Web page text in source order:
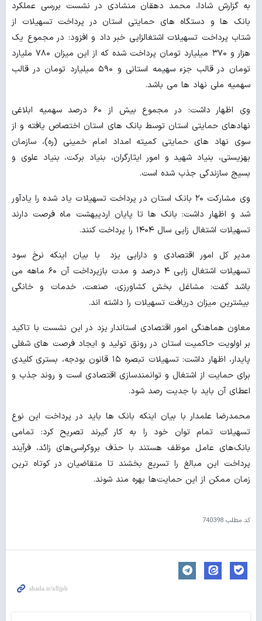
به گزارش شادا، محمد دهقان منشادی در نشست بررسی عملکرد
بانک ها و دستگاه های حمایتی استان در پرداخت تسهیلات از
شتاب پرداخت تسهیلات اشتغالزایی خبر داد و افزود: در مجموع یک
هزار و ۳۷۰ میلیارد تومان پرداخت شده که از این میزان ۷۸۰ ملیارد
تومان در قالب جزء سهیمه استانی و ۵۹۰ میلیارد تومان در قالب
سهمیه ملی نهاد ها می باشد.
وی اظهار داشت: در مجموع بیش از ۶۰ درصد سهمیه ابلاغی
نهادهای حمایتی استان توسط بانک های استان اختصاص یافته و از
سوی نهاد های حمایتی کمیته امداد امام خمینی (ره)، سازمان
بهزیستی، بنیاد شهید و امور ایثارگران، بنیاد برکت، بنیاد علوی و
بسیج سازندگی جذب شده است.
وی مشارکت ۲۰ بانک استان در پرداخت تسهیلات یاد شده را یادآور
شد و اظهار داشت: بانک ها تا پایان اردیبهشت ماه فرصت دارند
تسهیلات اشتغال زایی سال ۱۴۰۴ را پرداخت کنند.
مدیر کل امور اقتصادی و دارایی یزد با بیان اینکه نرخ سود
تسهیلات اشتغال زایی ۴ درصد و مدت بازپرداخت آن ۶۰ ماهه می
باشد گفت: مشاغل بخش کشاورزی، صنعت، خدمات و خانگی
بیشترین میزان دریافت تسهیلات را داشته اند.
معاون هماهنگی امور اقتصادی استاندار یزد در این نشست با تاکید
بر اولویت حاکمیت استان در رونق تولید و ایجاد فرصت‌ های شغلی
پایدار، اظهار داشت: تسهیلات تبصره ۱۵ قانون بودجه، بستری کلیدی
برای حمایت از اشتغال و توانمندسازی اقتصادی است و روند جذب و
اعطای آن باید با جدیت رصد شود.
محمدرضا علمدار با بیان اینکه بانک ها باید در پرداخت این نوع
تسهیلات تمام توان خود را به کار گیرند تصریح کرد: تمامی
بانک‌های عامل موظف هستند با حذف بروکراسی‌های زائد، فرآیند
پرداخت این مبالغ را تسریع بخشند تا متقاضیان در کوتاه‌ ترین
زمان ممکن از این حمایت‌ها بهره ‌مند شوند.
کد مطلب 740398